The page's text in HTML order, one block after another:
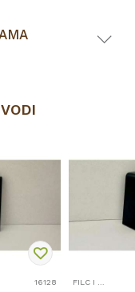
16128